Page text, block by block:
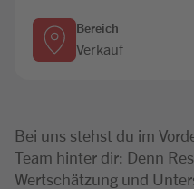
Bereich
Verkauf
Bei uns stehst du im
Team hinter dir: Denn
Wertschätzung und